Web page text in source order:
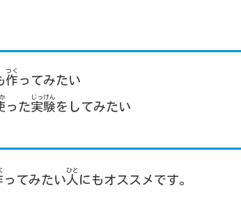
作
つく
ってみたい
った実験
じっけん
をしてみたい
ってみたい 人
ひと
にもオススメです。